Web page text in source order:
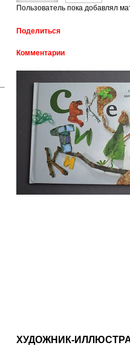
Пользователь пока добавлял
Поделиться
Комментарии
ХУДОЖНИК-